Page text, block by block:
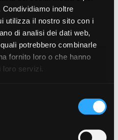
inoltre
utilizza il nostro sito con i
di analisi dei dati web,
potrebbero combinarle
fornito loro o che hanno
loro servizi.
fotogramma.